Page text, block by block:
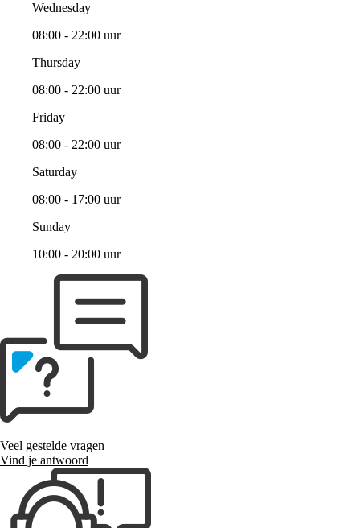
Wednesday
08:00 - 22:00 uur
Thursday
08:00 - 22:00 uur
Friday
08:00 - 22:00 uur
Saturday
08:00 - 17:00 uur
Sunday
10:00 - 20:00 uur
Veel gestelde vragen
Vind je antwoord